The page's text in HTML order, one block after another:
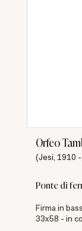
Orfeo
(Jesi,
Ponte di
Firma in
33x58 - in